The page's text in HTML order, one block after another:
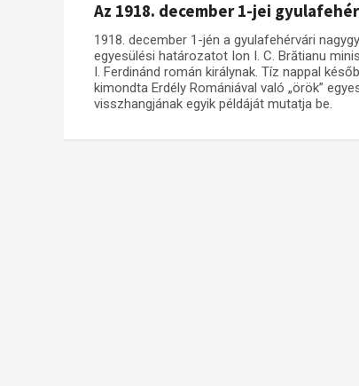
Az 1918. december 1-jei
1918. december 1-jén a gyulafehérvári
egyesülési határozatot Ion I. C. Brătianu
I. Ferdinánd román királynak. Tíz nappal
kimondta Erdély Romániával való „örök”
visszhangjának egyik példáját mutatja be.